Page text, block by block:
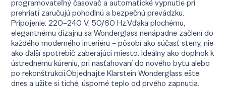
programovateľný časovač a automatické vypnutie pri
prehriatí zaručujú pohodlnú a bezpečnú prevádzku.
Pripojenie: 220–240 V, 50/60 Hz.Vďaka plochému,
elegantnému dizajnu sa Wonderglass nenápadne začlení do
každého moderného interiéru – pôsobí ako súčasť steny, nie
ako ďalší spotrebič zaberajúci miesto. Ideálny ako doplnok k
ústrednému kúreniu, pri nasťahovaní do nového bytu alebo
po rekonštrukcii.Objednajte Klarstein Wonderglass ešte
dnes a užite si tiché, úsporné teplo od prvého zapnutia.